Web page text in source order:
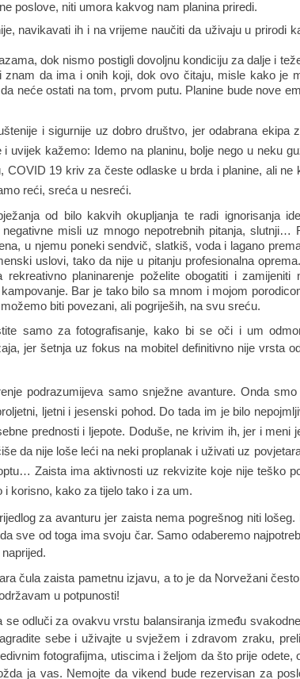
poslove, niti umora kakvog nam planina priredi.
navikavati ih i na vrijeme naučiti da uživaju u prirodi
dok nismo postigli dovoljnu kondiciju za dalje i
da ima i onih koji, dok ovo čitaju, misle kako je
neće ostati na tom, prvom putu. Planine bude nove
i sigurnije uz dobro društvo, jer odabrana ekipa
uvijek kažemo: Idemo na planinu, bolje nego u neku
COVID 19 kriv za česte odlaske u brda i planine, ali ne
reći, sreća u nesreći.
od bilo kakvih okupljanja te radi ignorisanja
misli uz mnogo nepotrebnih pitanja, slutnji…
u njemu poneki sendvič, slatkiš, voda i lagano
uslovi, tako da nije u pitanju profesionalna
planinarenje poželite obogatiti i zamijeniti
Bar je tako bilo sa mnom i mojom
biti povezani, ali pogriješih, na svu sreću.
samo za fotografisanje, kako bi se oči i um
jer šetnja uz fokus na mobitel definitivno nije vrsta
podrazumijeva samo snježne avanture. Onda
ljetni i jesenski pohod. Do tada im je bilo
prednosti i ljepote. Doduše, ne krivim ih, jer i meni
da nije loše leći na neki proplanak i uživati uz
Zaista ima aktivnosti uz rekvizite koje nije teško
korisno, kako za tijelo tako i za um.
za avanturu jer zaista nema pogrešnog niti lošeg.
sve od toga ima svoju čar. Samo odaberemo
čula zaista pametnu izjavu, a to je da Norvežani
u potpunosti!
se odluči za ovakvu vrstu balansiranja između
sebe i uživajte u svježem i zdravom zraku,
fotografijma, utiscima i željom da što prije odete,
ja vas. Nemojte da vikend bude rezervisan za